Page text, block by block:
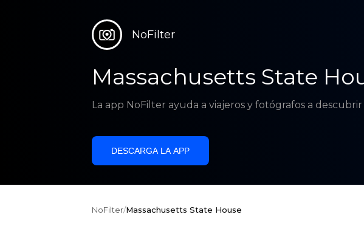
NoFilter
Massachusetts State
La app NoFilter ayuda a viajeros y fotógrafos a
DESCARGA LA APP
NoFilter/Massachusetts State House